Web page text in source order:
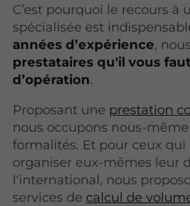
C’est pourquoi le recours à
spécialisée est
années d’expérience,
prestataires qu'il vous
d’opération.
Proposant une prestation
nous occupons nous-
formalités. Et pour ceux
organiser eux-mêmes leur
l'international, nous
services de calcul de